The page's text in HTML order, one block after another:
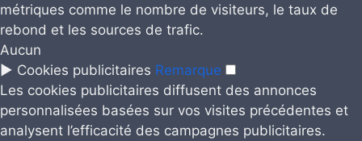
métriques comme le nombre de visiteurs, le taux de
rebond et les sources de trafic.
Aucun
► Cookies publicitaires Remarque
Les cookies publicitaires diffusent des annonces
personnalisées basées sur vos visites précédentes et
analysent l’efficacité des campagnes publicitaires.